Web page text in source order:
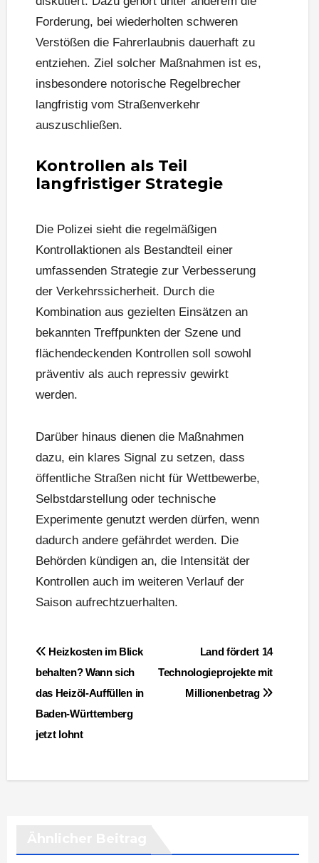
Forderung, bei wiederholten schweren
Verstößen die Fahrerlaubnis dauerhaft zu
entziehen. Ziel solcher Maßnahmen ist es,
insbesondere notorische Regelbrecher
langfristig vom Straßenverkehr
auszuschließen.
Kontrollen als Teil
langfristiger Strategie
Die Polizei sieht die regelmäßigen
Kontrollaktionen als Bestandteil einer
umfassenden Strategie zur Verbesserung
der Verkehrssicherheit. Durch die
Kombination aus gezielten Einsätzen an
bekannten Treffpunkten der Szene und
flächendeckenden Kontrollen soll sowohl
präventiv als auch repressiv gewirkt
werden.
Darüber hinaus dienen die Maßnahmen
dazu, ein klares Signal zu setzen, dass
öffentliche Straßen nicht für Wettbewerbe,
Selbstdarstellung oder technische
Experimente genutzt werden dürfen, wenn
dadurch andere gefährdet werden. Die
Behörden kündigen an, die Intensität der
Kontrollen auch im weiteren Verlauf der
Saison aufrechtzuerhalten.
Beitragsnavigation
Land fördert 14
Technologieprojekte mit
Millionenbetrag
Heizkosten im Blick
behalten? Wann sich
das Heizöl-Auffüllen in
Baden-Württemberg
jetzt lohnt